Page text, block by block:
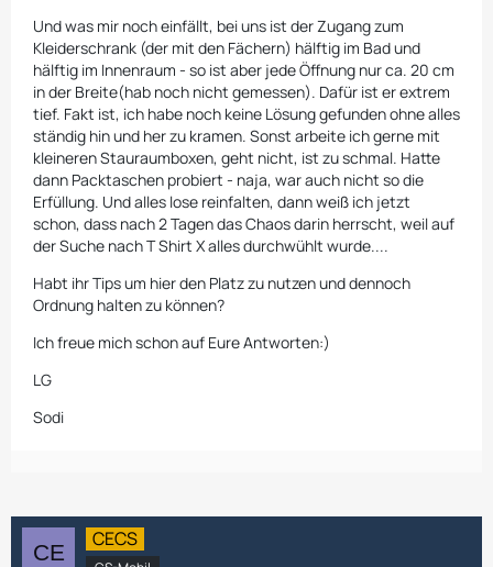
Und was mir noch einfällt, bei uns ist der Zugang zum
Kleiderschrank (der mit den Fächern) hälftig im Bad und
hälftig im Innenraum - so ist aber jede Öffnung nur ca. 20 cm
in der Breite(hab noch nicht gemessen). Dafür ist er extrem
tief. Fakt ist, ich habe noch keine Lösung gefunden ohne alles
ständig hin und her zu kramen. Sonst arbeite ich gerne mit
kleineren Stauraumboxen, geht nicht, ist zu schmal. Hatte
dann Packtaschen probiert - naja, war auch nicht so die
Erfüllung. Und alles lose reinfalten, dann weiß ich jetzt
schon, dass nach 2 Tagen das Chaos darin herrscht, weil auf
der Suche nach T Shirt X alles durchwühlt wurde....
Habt ihr Tips um hier den Platz zu nutzen und dennoch
Ordnung halten zu können?
Ich freue mich schon auf Eure Antworten:)
LG
Sodi
CECS